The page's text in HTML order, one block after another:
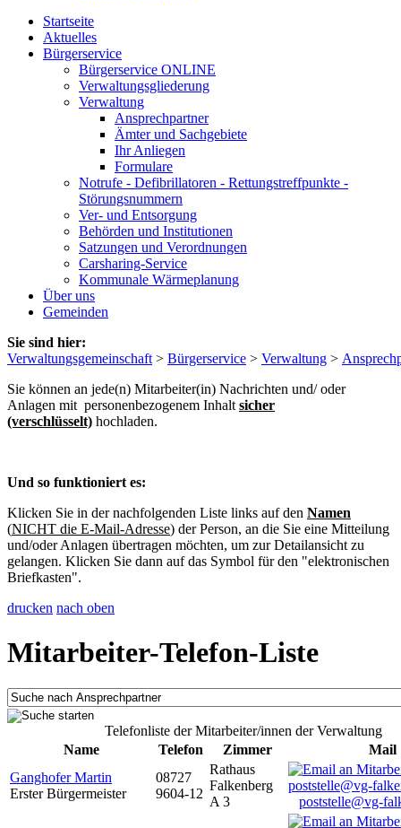
Startseite
Aktuelles
Bürgerservice
Bürgerservice ONLINE
Verwaltungsgliederung
Verwaltung
Ansprechpartner
Ämter und Sachgebiete
Ihr Anliegen
Formulare
Notrufe - Defibrillatoren - Rettungstreffpunkte -
Störungsnummern
Ver- und Entsorgung
Behörden und Institutionen
Satzungen und Verordnungen
Carsharing-Service
Kommunale Wärmeplanung
Über uns
Gemeinden
Sie sind hier:
Verwaltungsgemeinschaft > Bürgerservice > Verwaltung >
Sie können an jede(n) Mitarbeiter(in) Nachrichten und/ oder
Anlagen mit personenbezogenem Inhalt sicher
(verschlüsselt) hochladen.
Und so funktioniert es:
Klicken Sie in der nachfolgenden Liste links auf den Namen
(NICHT die E-Mail-Adresse) der Person, an die Sie eine Mitteilung
und/oder Anlagen übertragen möchten, um zur Detailansicht zu
gelangen. Klicken Sie dann auf das Symbol für den "elektronischen
Briefkasten".
drucken nach oben
Mitarbeiter-Telefon-Liste
Telefonliste der Mitarbeiter/innen der Verwaltung
Name
Telefon Zimmer
Mail
Ganghofer Martin
Erster Bürgermeister
08727
9604-12
Rathaus
Falkenberg
A 3
poststelle@vg-